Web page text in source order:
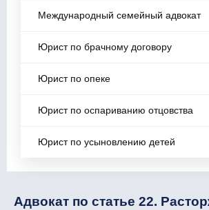
Международный семейный адвокат
Юрист по брачному договору
Юрист по опеке
Юрист по оспариванию отцовства
Юрист по усыновлению детей
Адвокат по статье 22.